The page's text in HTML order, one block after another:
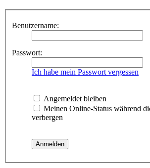
Benutzername:
Passwort:
Ich habe mein Passwort vergessen
Angemeldet bleiben
Meinen Online-Status während
verbergen